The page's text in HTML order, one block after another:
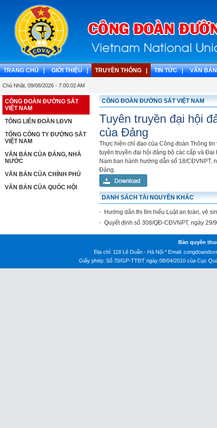
TRANG CHỦ | GIỚI THIỆU | TRUYỀN THỐNG | TIN TỨC | VĂN
Chủ Nhật, 09/08/2026 - 7:00:02 AM
CÔNG ĐOÀN ĐƯỜNG SẮT
VIỆT NAM
TỔNG LIÊN ĐOÀN LĐVN
TỔNG CÔNG TY ĐƯỜNG SẮT
VIỆT NAM
VĂN BẢN CỦA ĐẢNG, NHÀ
NƯỚC
VĂN BẢN CỦA CHÍNH PHỦ
VĂN BẢN CỦA QUỐC HỘI
CÔNG ĐOÀN ĐƯỜNG SẮT VIỆT NAM
Tuyên truyền đại hội
của Đảng
Thực hiện chỉ đạo của Công đoàn Thông
tuyên truyền đại hội đảng bộ các cấp và
Nam ban hành hướng dẫn số 18/CĐVNPT,
Đảng.
DANH SÁCH TÀI NGUYÊN KHÁC
Hướng dẫn thi tìm hiểu Luật an toàn, vệ
Quyết định số 308/QĐ-CĐVNPT, ngày 29/
Bản quyền
Địa chỉ: 118 Lê Duẩn - Hà Nội * Email:
Giấy phép: Số 70/GP-TTĐT ngày 08/04/2010 của Cục